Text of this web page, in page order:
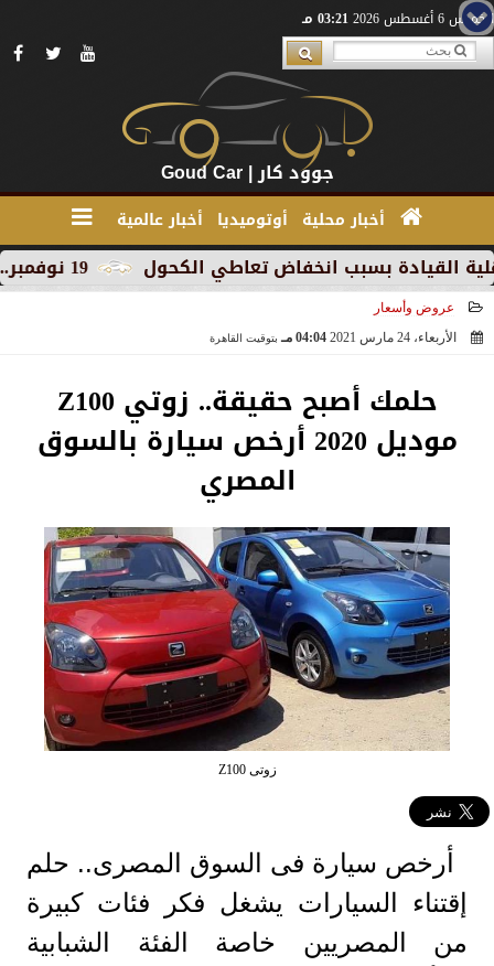
الخميس 6 أغسطس 2026 03:21 مـ
جوود كار | Goud Car
أخبار محلية أوتوميديا أخبار عالمية
19 نوفمبر.. إنطلاق 《أوتو إكس》 أكبر معرض لموزعين السيارات المعتمدين في مصر بسبب انخفاض تعاطي الكحول
عروض وأسعار
الأربعاء، 24 مارس 2021
04:04 مـ بتوقيت القاهرة
حلمك أصبح حقيقة.. زوتي Z100
موديل 2020 أرخص سيارة بالسوق
المصري
زوتى Z100
أرخص سيارة فى السوق المصرى.. حلم
إقتناء السيارات يشغل فكر فئات كبيرة
من المصريين خاصة الفئة الشبابية